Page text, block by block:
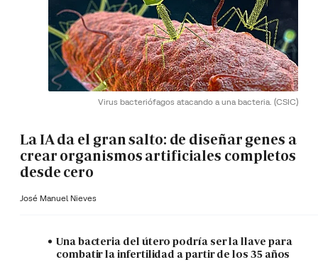
Virus bacteriófagos atacando a una bacteria. (CSIC)
La IA da el gran salto: de diseñar genes a
crear organismos artificiales completos
desde cero
José Manuel Nieves
Una bacteria del útero podría ser la llave para
combatir la infertilidad a partir de los 35 años